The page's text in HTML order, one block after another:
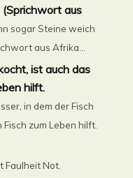
(Sprichwort aus
sogar Steine weich
aus Afrika...
ist auch das
hilft.
in dem der Fisch
zum Leben hilft.
Faulheit Not.